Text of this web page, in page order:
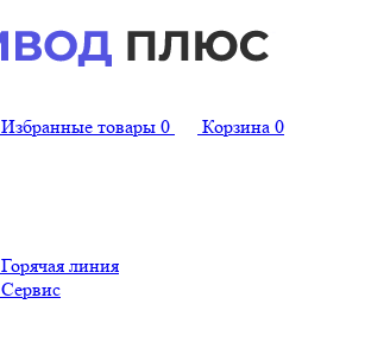
Избранные товары 0 Корзина 0
Горячая линия
Сервис